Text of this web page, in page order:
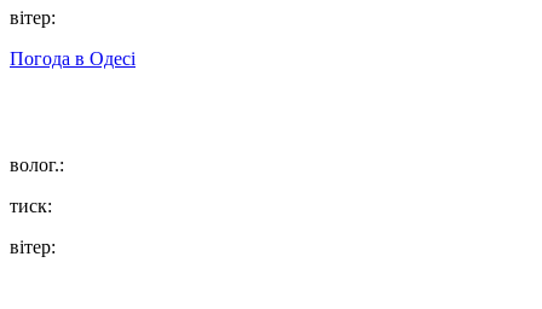
вітер:
Погода в Одесі
волог.:
тиск:
вітер: